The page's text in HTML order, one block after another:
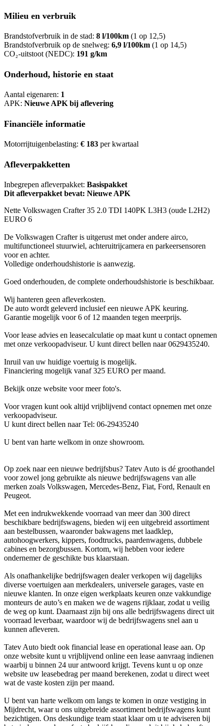
Milieu en verbruik
Brandstofverbruik in de stad: 8 l/100km (1 op 12,5)
Brandstofverbruik op de snelweg: 6,9 l/100km (1 op 14,5)
CO₂-uitstoot (NEDC): 191 g/km
Onderhoud, historie en staat
Aantal eigenaren: 1
APK: Nieuwe APK bij aflevering
Financiële informatie
Motorrijtuigenbelasting: € 183 per kwartaal
Afleverpakketten
Inbegrepen afleverpakket: Basispakket
Dit afleverpakket bevat: Nieuwe APK
Nette Volkswagen Crafter 35 2.0 TDI 140PK L3H3 (oude L2H2)
EURO 6
De Volkswagen Crafter is uitgerust met onder andere airco,
multifunctioneel stuurwiel, achteruitrijcamera en parkeersensoren
voor en achter.
Volledige onderhoudshistorie is aanwezig.
Goed onderhouden, de complete onderhoudshistorie is beschikbaar.
Wij hanteren geen afleverkosten.
De auto wordt geleverd inclusief een nieuwe APK keuring.
Garantie mogelijk voor 6 of 12 maanden tegen meerprijs.
Voor lease advies en leasecalculatie op maat kunt u contact opnemen
met onze verkoopadviseur. U kunt direct bellen naar 0629435240.
Inruil van uw huidige voertuig is mogelijk.
Financiering mogelijk vanaf 325 EURO per maand.
Bekijk onze website voor meer foto's.
Voor vragen kunt ook altijd vrijblijvend contact opnemen met onze
verkoopadviseur.
U kunt direct bellen naar Tel: 06-29435240
U bent van harte welkom in onze showroom.
Op zoek naar een nieuwe bedrijfsbus? Tatev Auto is dé groothandel
voor zowel jong gebruikte als nieuwe bedrijfswagens van alle
merken zoals Volkswagen, Mercedes-Benz, Fiat, Ford, Renault en
Peugeot.
Met een indrukwekkende voorraad van meer dan 300 direct
beschikbare bedrijfswagens, bieden wij een uitgebreid assortiment
aan bestelbussen, waaronder bakwagens met laadklep,
autohoogwerkers, kippers, foodtrucks, paardenwagens, dubbele
cabines en bezorgbussen. Kortom, wij hebben voor iedere
ondernemer de geschikte bus klaarstaan.
Als onafhankelijke bedrijfswagen dealer verkopen wij dagelijks
diverse voertuigen aan merkdealers, universele garages, vaste en
nieuwe klanten. In onze eigen werkplaats keuren onze vakkundige
monteurs de auto’s en maken we de wagens rijklaar, zodat u veilig
de weg op kunt. Daarnaast zijn bij ons alle bedrijfswagens direct uit
voorraad leverbaar, waardoor wij de bedrijfswagens snel aan u
kunnen afleveren.
Tatev Auto biedt ook financial lease en operational lease aan. Op
onze website kunt u vrijblijvend online een lease aanvraag indienen
waarbij u binnen 24 uur antwoord krijgt. Tevens kunt u op onze
website uw leasebedrag per maand berekenen, zodat u direct weet
wat de vaste kosten zijn per maand.
U bent van harte welkom om langs te komen in onze vestiging in
Mijdrecht, waar u ons uitgebreide assortiment bedrijfswagens kunt
bezichtigen. Ons deskundige team staat klaar om u te adviseren bij